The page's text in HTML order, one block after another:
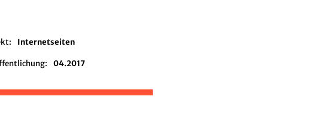
Internetseiten
04.2017